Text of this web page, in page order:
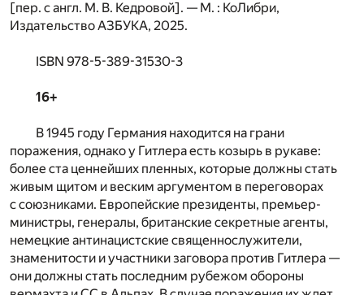
[пер. с англ. М. В. Кедровой]. — М. : КоЛибри,
Издательство АЗБУКА, 2025.
ISBN 978-5-389-31530-3
16+
В 1945 году Германия находится на грани
поражения, однако у Гитлера есть козырь в рукаве:
более ста ценнейших пленных, которые должны стать
живым щитом и веским аргументом в переговорах
с союзниками. Европейские президенты, премьер-
министры, генералы, британские секретные агенты,
немецкие антинацистские священнослужители,
знаменитости и участники заговора против Гитлера —
они должны стать последним рубежом обороны